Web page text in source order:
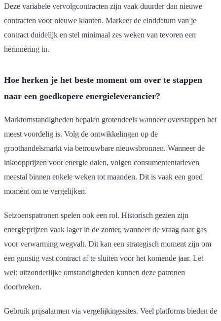
Deze variabele vervolgcontracten zijn vaak duurder dan nieuwe
contracten voor nieuwe klanten. Markeer de einddatum van je
contract duidelijk en stel minimaal zes weken van tevoren een
herinnering in.
Hoe herken je het beste moment om over te stappen
naar een goedkopere energieleverancier?
Marktomstandigheden bepalen grotendeels wanneer overstappen het
meest voordelig is. Volg de ontwikkelingen op de
groothandelsmarkt via betrouwbare nieuwsbronnen. Wanneer de
inkoopprijzen voor energie dalen, volgen consumententarieven
meestal binnen enkele weken tot maanden. Dit is vaak een goed
moment om te vergelijken.
Seizoenspatronen spelen ook een rol. Historisch gezien zijn
energieprijzen vaak lager in de zomer, wanneer de vraag naar gas
voor verwarming wegvalt. Dit kan een strategisch moment zijn om
een gunstig vast contract af te sluiten voor het komende jaar. Let
wel: uitzonderlijke omstandigheden kunnen deze patronen
doorbreken.
Gebruik prijsalarmen via vergelijkingssites. Veel platforms bieden de